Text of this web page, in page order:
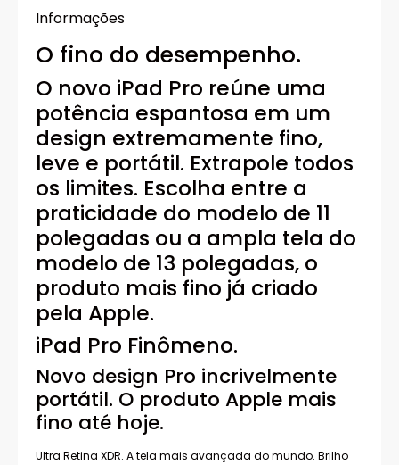
Informações
O fino do desempenho.
O novo iPad Pro reúne uma
potência espantosa em um
design extremamente fino,
leve e portátil. Extrapole todos
os limites. Escolha entre a
praticidade do modelo de 11
polegadas ou a ampla tela do
modelo de 13 polegadas, o
produto mais fino já criado
pela Apple.
iPad Pro Finômeno.
Novo design Pro incrivelmente
portátil. O produto Apple mais
fino até hoje.
Ultra Retina XDR. A tela mais avançada do mundo. Brilho